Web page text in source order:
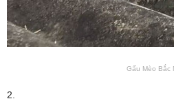
Gấu Mèo Bắc
2.